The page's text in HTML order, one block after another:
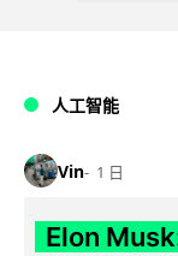
人工智能
Vin 1 日
Elon